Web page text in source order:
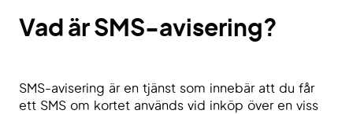
Vad är SMS-avisering?
SMS-avisering är en tjänst som innebär att du får
ett SMS om kortet används vid inköp över en viss